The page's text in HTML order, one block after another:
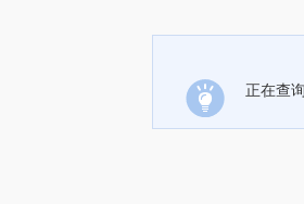
正在查